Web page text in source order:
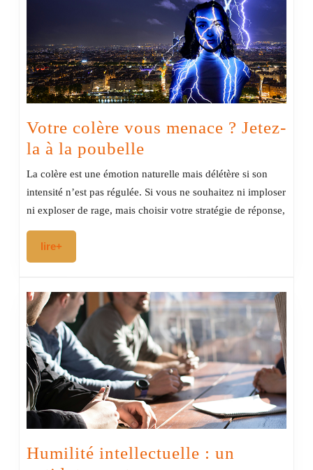
Votre colère vous menace ? Jetez-
la à la poubelle
colère vous
menace
?
la
poubelle
La colère est une émotion naturelle mais délétère si son
intensité n’est pas régulée. Si vous ne souhaitez ni imploser
ni exploser de rage, mais choisir votre stratégie de réponse,
lire+
Humilité intellectuelle : un